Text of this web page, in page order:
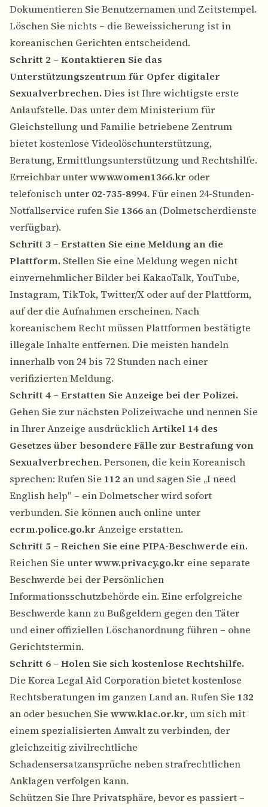
Dokumentieren Sie Benutzernamen und Zeitstempel.
Löschen Sie nichts – die Beweissicherung ist in
koreanischen Gerichten entscheidend.
Schritt 2 – Kontaktieren Sie das
Unterstützungszentrum für Opfer digitaler
Sexualverbrechen. Dies ist Ihre wichtigste erste
Anlaufstelle. Das unter dem Ministerium für
Gleichstellung und Familie betriebene Zentrum
bietet kostenlose Videolöschunterstützung,
Beratung, Ermittlungsunterstützung und Rechtshilfe.
Erreichbar unterwww.women1366.kr oder
telefonisch unter 02-735-8994. Für einen 24-Stunden-
Notfallservice rufen Sie 1366 an (Dolmetscherdienste
verfügbar).
Schritt 3 – Erstatten Sie eine Meldung an die
Plattform. Stellen Sie eine Meldung wegen nicht
einvernehmlicher Bilder bei KakaoTalk, YouTube,
Instagram, TikTok, Twitter/X oder auf der Plattform,
auf der die Aufnahmen erscheinen. Nach
koreanischem Recht müssen Plattformen bestätigte
illegale Inhalte entfernen. Die meisten handeln
innerhalb von 24 bis 72 Stunden nach einer
verifizierten Meldung.
Schritt 4 – Erstatten Sie Anzeige bei der Polizei.
Gehen Sie zur nächsten Polizeiwache und nennen Sie
in Ihrer Anzeige ausdrücklichArtikel 14 des
Gesetzes über besondere Fälle zur Bestrafung von
Sexualverbrechen. Personen, die kein Koreanisch
sprechen: Rufen Sie 112 an und sagen Sie „I need
English help" – ein Dolmetscher wird sofort
verbunden. Sie können auch online unter
ecrm.police.go.kr Anzeige erstatten.
Schritt 5 – Reichen Sie eine PIPA-Beschwerde ein.
Reichen Sie unterwww.privacy.go.kr eine separate
Beschwerde bei der Persönlichen
Informationsschutzbehörde ein. Eine erfolgreiche
Beschwerde kann zu Bußgeldern gegen den Täter
und einer offiziellen Löschanordnung führen – ohne
Gerichtstermin.
Schritt 6 – Holen Sie sich kostenlose Rechtshilfe.
Die Korea Legal Aid Corporation bietet kostenlose
Rechtsberatungen im ganzen Land an. Rufen Sie 132
an oder besuchen Sie www.klac.or.kr, um sich mit
einem spezialisierten Anwalt zu verbinden, der
gleichzeitig zivilrechtliche
Schadensersatzansprüche neben strafrechtlichen
Anklagen verfolgen kann.
Schützen Sie Ihre Privatsphäre, bevor es passiert –